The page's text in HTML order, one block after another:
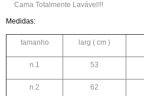
Cama Totalmente Lavável!!!
Medidas:
tamanho larg ( cm )
n.1 53
n.2 62